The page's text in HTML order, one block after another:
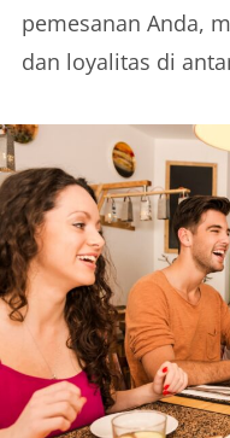
pemesanan Anda,
dan loyalitas di